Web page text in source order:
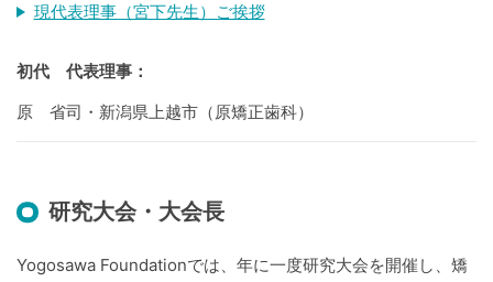
現代表理事（宮下先生）ご挨拶
初代 代表理事：
原 省司・新潟県上越市（原矯正歯科）
研究大会・大会長
Yogosawa Foundationでは、年に一度研究大会を開催し、矯